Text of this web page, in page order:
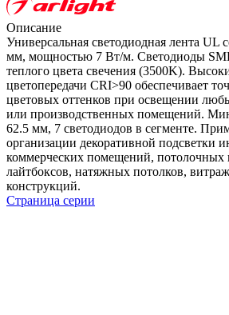
Описание
Универсальная светодиодная лента
мм, мощностью 7 Вт/м. Светодиоды
теплого цвета свечения (3500K).
цветопередачи CRI>90 обеспечивает
цветовых оттенков при освещении
или производственных помещений.
62.5 мм, 7 светодиодов в сегменте.
организации декоративной подсветки
коммерческих помещений, потолочных
лайтбоксов, натяжных потолков,
конструкций.
Страница серии